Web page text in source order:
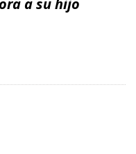
a su hijo